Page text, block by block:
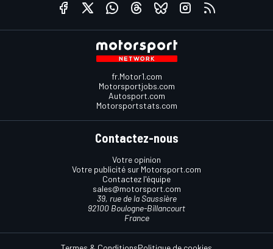
fr.Motor1.com
Motorsportjobs.com
Autosport.com
Motorsportstats.com
Contactez-nous
Votre opinion
Votre publicité sur Motorsport.com
Contactez l'équipe
sales@motorsport.com
39, rue de la Saussière
92100 Boulogne-Billancourt
France